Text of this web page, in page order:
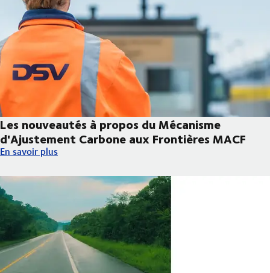
Les nouveautés à propos du Mécanisme
d'Ajustement Carbone aux Frontières MACF
Les nouveautés à propos du Mécanisme d'Ajustement Carbone
En savoir plus